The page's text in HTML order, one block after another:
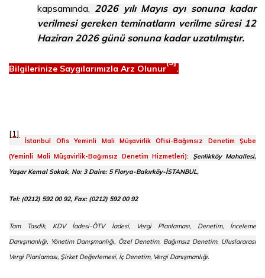
kapsamında, 2026 yılı Mayıs ayı sonuna kadar
verilmesi gereken teminatların verilme süresi 12
Haziran 2026 günü sonuna kadar uzatılmıştır.
Bilgilerinize Saygılarımızla Arz Olunur
[3]
.
[1]
İstanbul Ofis Yeminli Mali Müşavirlik Ofisi-Bağımsız Denetim Şube
(Yeminli Mali Müşavirlik-Bağımsız Denetim Hizmetleri):
Şenlikköy Mahallesi,
Yaşar Kemal Sokak, No: 3 Daire: 5 Florya-Bakırköy-İSTANBUL,
Tel: (0212) 592 00 92, Fax: (0212) 592 00 92
Tam Tasdik, KDV İadesi-ÖTV İadesi, Vergi Planlaması, Denetim, İnceleme
Danışmanlığı, Yönetim Danışmanlığı, Özel Denetim, Bağımsız Denetim, Uluslararası
Vergi Planlaması, Şirket Değerlemesi, İç Denetim, Vergi Danışmanlığı.